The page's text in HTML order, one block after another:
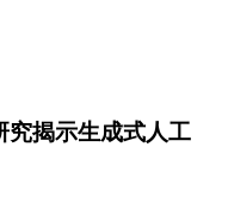
究揭示生成式人工